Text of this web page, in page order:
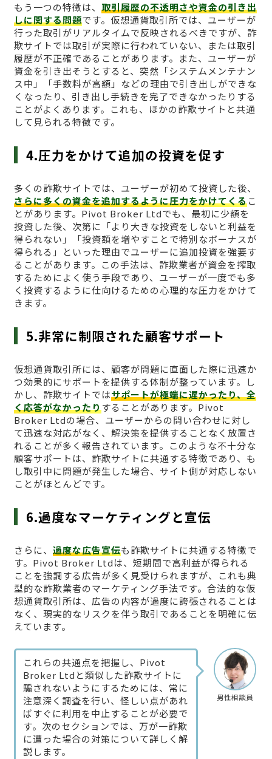
もう一つの特徴は、 取引履歴の不透明さや資金の引き出
しに関する問題です。仮想通貨取引所では、ユーザーが
行った取引がリアルタイムで反映されるべきですが、詐
欺サイトでは取引が実際に行われていない、または取引
履歴が不正確であることがあります。また、ユーザーが
資金を引き出そうとすると、突然「システムメンテナン
ス中」「手数料が高額」などの理由で引き出しができな
くなったり、引き出し手続きを完了できなかったりする
ことがよくあります。これも、ほかの詐欺サイトと共通
して見られる特徴です。
4.圧力をかけて追加の投資を促す
多くの詐欺サイトでは、ユーザーが初めて投資した後、
さらに多くの資金を追加するように圧力をかけてくるこ
とがあります。Pivot Broker Ltdでも、最初に少額を
投資した後、次第に「より大きな投資をしないと利益を
得られない」「投資額を増やすことで特別なボーナスが
得られる」といった理由でユーザーに追加投資を強要す
ることがあります。この手法は、詐欺業者が資金を搾取
するためによく使う手段であり、ユーザーが一度でも多
く投資するように仕向けるための心理的な圧力をかけて
きます。
5.非常に制限された顧客サポート
仮想通貨取引所には、顧客が問題に直面した際に迅速か
つ効果的にサポートを提供する体制が整っています。し
かし、詐欺サイトではサポートが極端に遅かったり、全
く応答がなかったりすることがあります。Pivot
Broker Ltdの場合、ユーザーからの問い合わせに対し
て迅速な対応がなく、解決策を提供することなく放置さ
れることが多く報告されています。このような不十分な
顧客サポートは、詐欺サイトに共通する特徴であり、も
し取引中に問題が発生した場合、サイト側が対応しない
ことがほとんどです。
6.過度なマーケティングと宣伝
さらに、 過度な広告宣伝も詐欺サイトに共通する特徴で
す。Pivot Broker Ltdは、短期間で高利益が得られる
ことを強調する広告が多く見受けられますが、これも典
型的な詐欺業者のマーケティング手法です。合法的な仮
想通貨取引所は、広告の内容が過度に誇張されることは
なく、現実的なリスクを伴う取引であることを明確に伝
えています。
男性相談員
これらの共通点を把握し、Pivot
Broker Ltdと類似した詐欺サイトに
騙されないようにするためには、常に
注意深く調査を行い、怪しい点があれ
ばすぐに利用を中止することが必要で
す。次のセクションでは、万が一詐欺
に遭った場合の対策について詳しく解
説します。